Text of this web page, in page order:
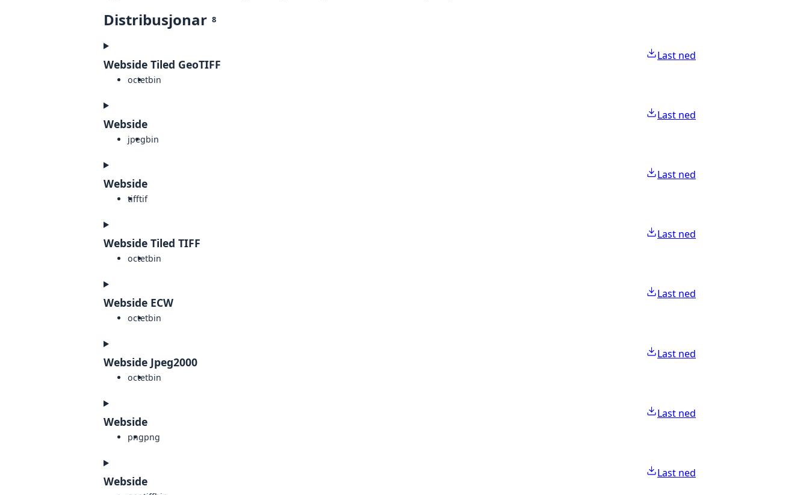
Distribusjonar 8
Webside Tiled GeoTIFF
octetbin
Last ned
Webside
jpegbin
Last ned
Webside
tifftif
Last ned
Webside Tiled TIFF
octetbin
Last ned
Webside ECW
octetbin
Last ned
Webside Jpeg2000
octetbin
Last ned
Webside
pngpng
Last ned
Webside
Last ned